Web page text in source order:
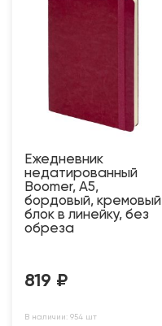
Ежедневник
недатированный
Boomer, А5,
бордовый, кремовый
блок в линейку, без
обреза
819 ₽
В наличии: 954 шт